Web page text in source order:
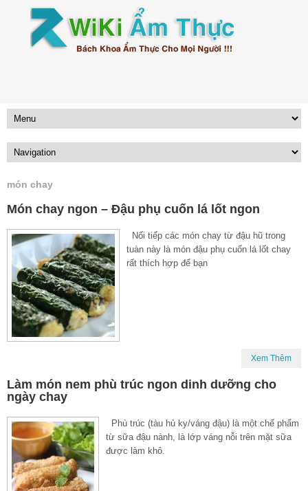
món chay
Món chay ngon – Đậu phụ cuốn lá lốt ngon
Nối tiếp các món chay từ đậu hũ trong
tuàn này là món đậu phụ cuốn lá lốt chay
rất thích hợp để bạn
Xem Thêm
Làm món nem phù trúc ngon dinh dưỡng cho
ngày chay
Phù trúc (tàu hủ ky/váng đậu) là một chế phẩm
từ sữa đậu nành, là lớp váng nỗi trên mặt sữa
được làm khô.